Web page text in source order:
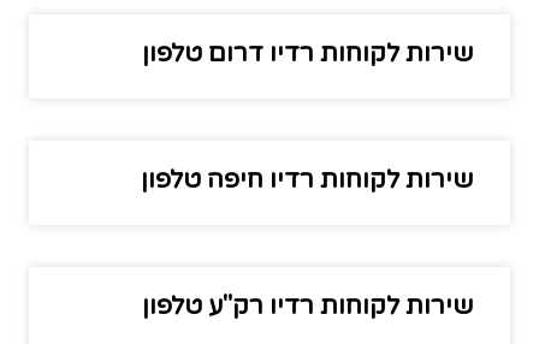
שירות לקוחות רדיו דרום טלפון
שירות לקוחות רדיו חיפה טלפון
שירות לקוחות רדיו רק"ע טלפון